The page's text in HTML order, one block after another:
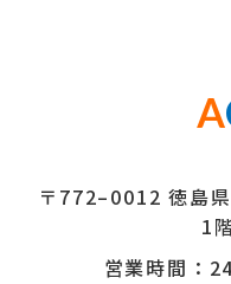
A
〒772–0012 徳島
1
営業時間：